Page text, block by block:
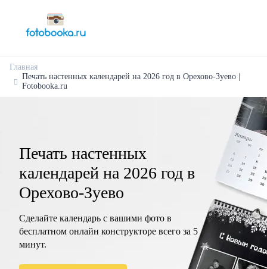
Главная
Печать настенных календарей на 2026 год в Орехово-Зуево |
Fotobooka.ru
Печать настенных
календарей на 2026 год в
Орехово-Зуево
Сделайте календарь с вашими фото в
бесплатном онлайн конструкторе всего за 5
минут.